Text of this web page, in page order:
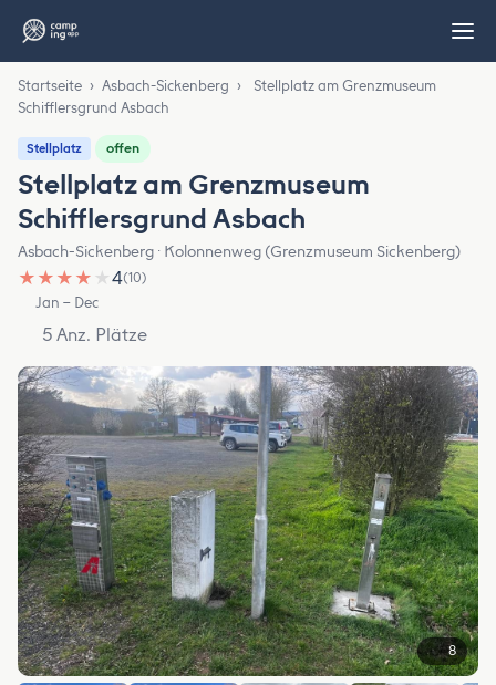
Startseite › Asbach-Sickenberg ›
Stellplatz am Grenzmuseum
Schifflersgrund Asbach
Stellplatz offen
Stellplatz am Grenzmuseum
Schifflersgrund Asbach
Asbach-Sickenberg · Kolonnenweg (Grenzmuseum Sickenberg)
★ ★ ★ ★ ★4(10)
Jan – Dec
5 Anz. Plätze
8